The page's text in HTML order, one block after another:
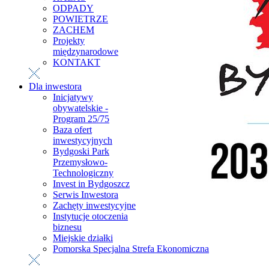
ODPADY
POWIETRZE
ZACHEM
Projekty
międzynarodowe
KONTAKT
Dla inwestora
Inicjatywy
obywatelskie -
Program 25/75
Baza ofert
inwestycyjnych
Bydgoski Park
Przemysłowo-
Technologiczny
Invest in Bydgoszcz
Serwis Inwestora
Zachęty inwestycyjne
Instytucje otoczenia
biznesu
Miejskie działki
Pomorska Specjalna Strefa Ekonomiczna